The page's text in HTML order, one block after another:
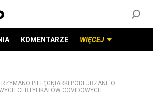
KOMENTARZE WIĘCEJ
PIELĘGNIARKI PODEJRZANE O
CERTYFIKATÓW COVIDOWYCH